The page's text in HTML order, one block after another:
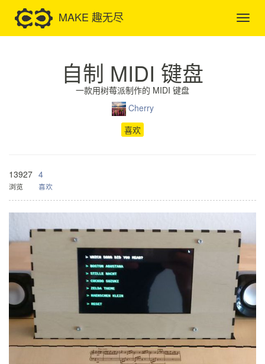
MAKE 趣无尽
自制 MIDI 键盘
一款用树莓派制作的 MIDI 键盘
Cherry
喜欢
13927
浏览
4
喜欢